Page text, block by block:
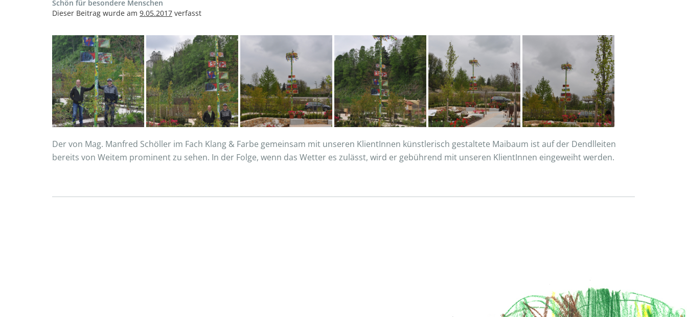
Schön für besondere Menschen
Dieser Beitrag wurde am 9.05.2017 verfasst
Der von Mag. Manfred Schöller im Fach Klang & Farbe gemeinsam mit unseren KlientInnen künstlerisch gestaltete Maibaum ist auf der Dendlleiten
bereits von Weitem prominent zu sehen. In der Folge, wenn das Wetter es zulässt, wird er gebührend mit unseren KlientInnen eingeweiht werden.